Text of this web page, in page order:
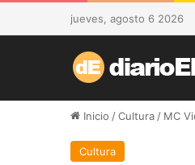
jueves, agosto 6 2026
Inicio /Cultura / MC
Cultura